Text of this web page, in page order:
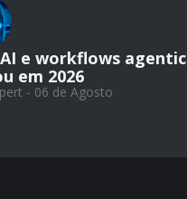
e workflows
em 2026
- 06 de Agosto